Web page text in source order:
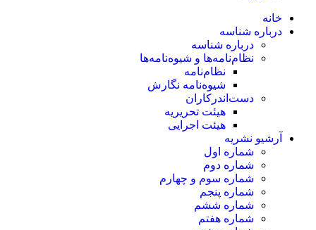
خانه
درباره شناسه
درباره شناسه
نظام‌نامه‌ها و شیوه‌نامه‌ها
نظام‌نامه
شیوه‌نامه نگارش
دست‌اندرکاران
هیئت تحریریه
هیئت اجرایی
آرشیو نشریه
شماره اول
شماره دوم
شماره سوم و چهارم
شماره پنجم
شماره ششم
شماره هفتم